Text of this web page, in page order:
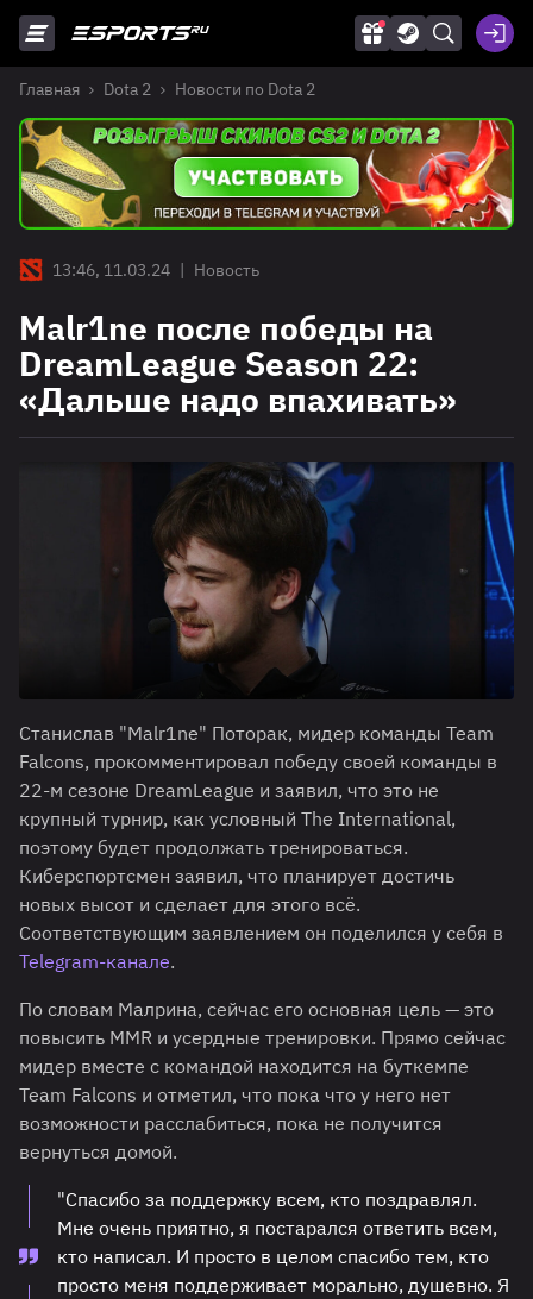
Главная Dota 2 Новости по Dota 2
13:46, 11.03.24 | Новость
Malr1ne после победы на
DreamLeague Season 22:
«Дальше надо впахивать»
Станислав "Malr1ne" Поторак, мидер команды Team
Falcons, прокомментировал победу своей команды в
22-м сезоне DreamLeague и заявил, что это не
крупный турнир, как условный The International,
поэтому будет продолжать тренироваться.
Киберспортсмен заявил, что планирует достичь
новых высот и сделает для этого всё.
Соответствующим заявлением он поделился у себя в
Telegram-канале.
По словам Малрина, сейчас его основная цель — это
повысить MMR и усердные тренировки. Прямо сейчас
мидер вместе с командой находится на буткемпе
Team Falcons и отметил, что пока что у него нет
возможности расслабиться, пока не получится
вернуться домой.
"Спасибо за поддержку всем, кто поздравлял.
Мне очень приятно, я постарался ответить всем,
кто написал. И просто в целом спасибо тем, кто
просто меня поддерживает морально, душевно. Я